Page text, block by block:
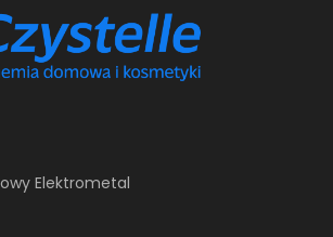
Elektrometal